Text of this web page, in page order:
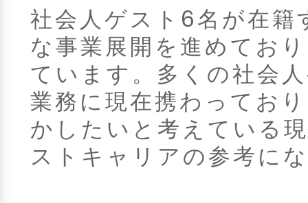
社会人ゲスト6名が在
な事業展開を進めてお
ています。多くの社会
業務に現在携わってお
かしたいと考えている
ストキャリアの参考に